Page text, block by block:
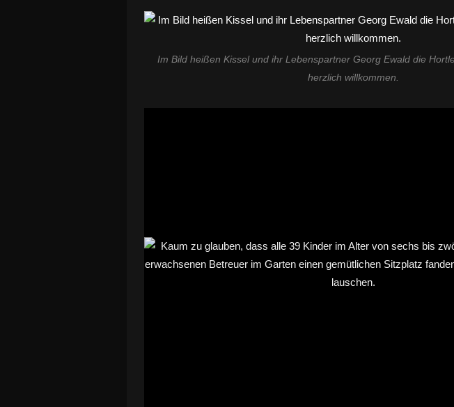
Im Bild heißen Kissel und ihr Lebenspartner Georg Ewald die
herzlich willkommen.